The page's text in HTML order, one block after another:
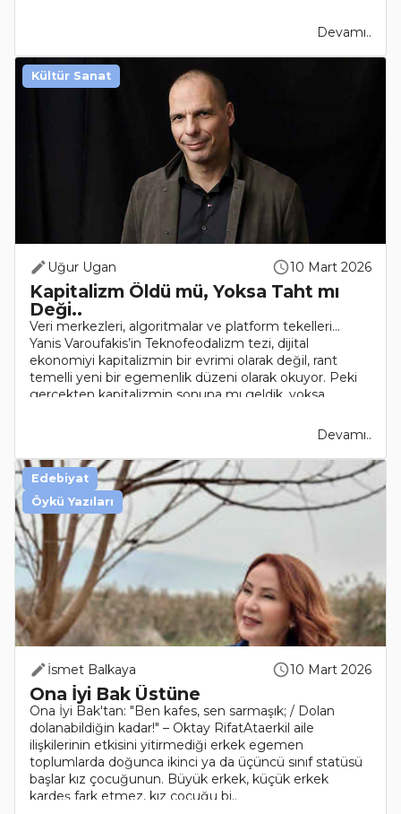
Devamı..
Uğur Ugan 10 Mart 2026
Kapitalizm Öldü mü, Yoksa Taht mı
Deği..
Veri merkezleri, algoritmalar ve platform tekelleri…
Yanis Varoufakis’in Teknofeodalizm tezi, dijital
ekonomiyi kapitalizmin bir evrimi olarak değil, rant
temelli yeni bir egemenlik düzeni olarak okuyor. Peki
gerçekten kapitalizmin sonuna mı geldik, yoksa..
Devamı..
Kültür Sanat
İsmet Balkaya 10 Mart 2026
Ona İyi Bak Üstüne
Ona İyi Bak'tan: "Ben kafes, sen sarmaşık; / Dolan
dolanabildiğin kadar!" – Oktay RifatAtaerkil aile
ilişkilerinin etkisini yitirmediği erkek egemen
toplumlarda doğunca ikinci ya da üçüncü sınıf statüsü
başlar kız çocuğunun. Büyük erkek, küçük erkek
kardeş fark etmez, kız çocuğu bi..
Edebiyat
Öykü Yazıları